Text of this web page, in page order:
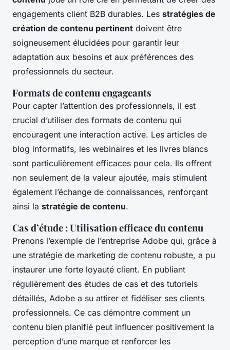
engagements client B2B durables. Les stratégies de
création de contenu pertinent doivent être
soigneusement élucidées pour garantir leur
adaptation aux besoins et aux préférences des
professionnels du secteur.
Formats de contenu engageants
Pour capter l’attention des professionnels, il est
crucial d’utiliser des formats de contenu qui
encouragent une interaction active. Les articles de
blog informatifs, les webinaires et les livres blancs
sont particulièrement efficaces pour cela. Ils offrent
non seulement de la valeur ajoutée, mais stimulent
également l’échange de connaissances, renforçant
ainsi la stratégie de contenu.
Cas d’étude : Utilisation efficace du contenu
Prenons l’exemple de l’entreprise Adobe qui, grâce à
une stratégie de marketing de contenu robuste, a pu
instaurer une forte loyauté client. En publiant
régulièrement des études de cas et des tutoriels
détaillés, Adobe a su attirer et fidéliser ses clients
professionnels. Ce cas démontre comment un
contenu bien planifié peut influencer positivement la
perception d’une marque et renforcer les